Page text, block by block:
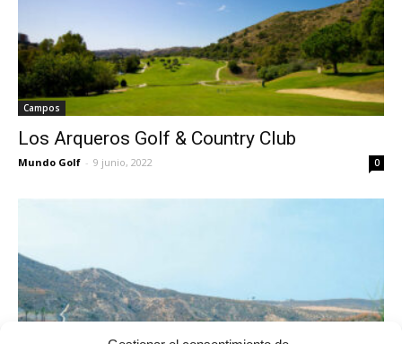
Campos
Los Arqueros Golf & Country Club
Mundo Golf - 9 junio, 2022 0